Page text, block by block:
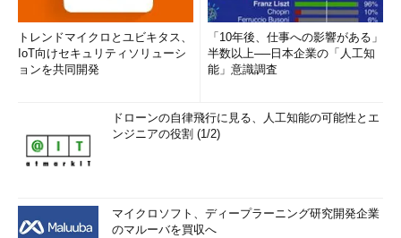
トレンドマイクロとユビキタス、
IoT向けセキュリティソリューシ
ョンを共同開発
「10年後、仕事への影響がある」
半数以上──日本企業の「人工知
能」意識調査
ドローンの自律飛行に見る、人工知能の可能性とエ
ンジニアの役割 (1/2)
マイクロソフト、ディープラーニング研究開発企業
のマルーバを買収へ